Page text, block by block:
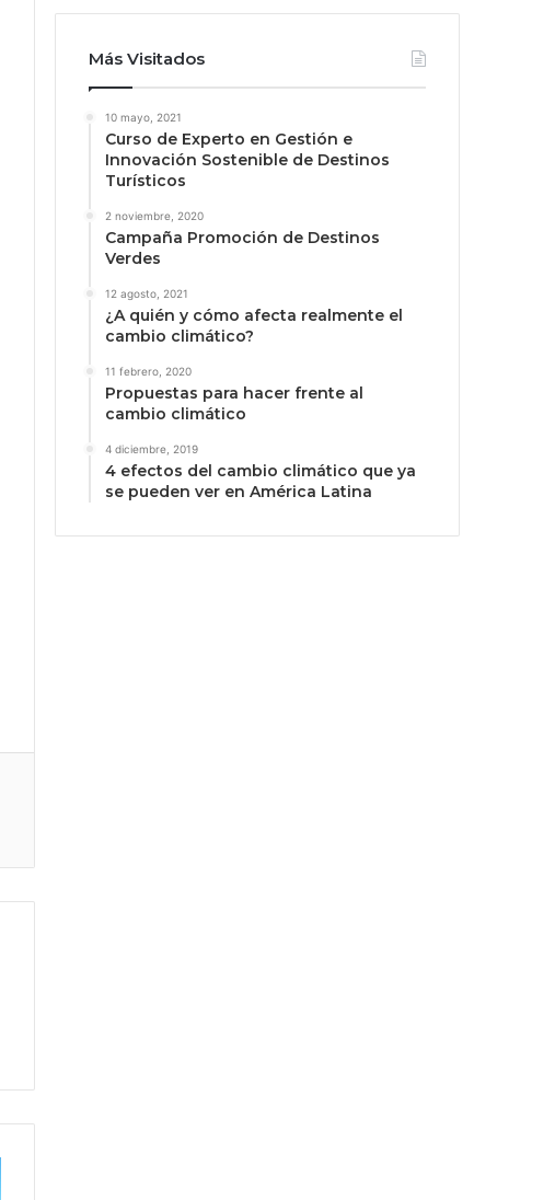
Más Visitados
10 mayo, 2021
Curso de Experto en Gestión e
Innovación Sostenible de Destinos
Turísticos
2 noviembre, 2020
Campaña Promoción de Destinos
Verdes
12 agosto, 2021
¿A quién y cómo afecta realmente el
cambio climático?
11 febrero, 2020
Propuestas para hacer frente al
cambio climático
4 diciembre, 2019
4 efectos del cambio climático que ya
se pueden ver en América Latina